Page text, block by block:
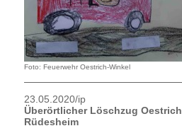
Foto: Feuerwehr Oestrich-Winkel
23.05.2020/ip
Überörtlicher Löschzug
Rüdesheim